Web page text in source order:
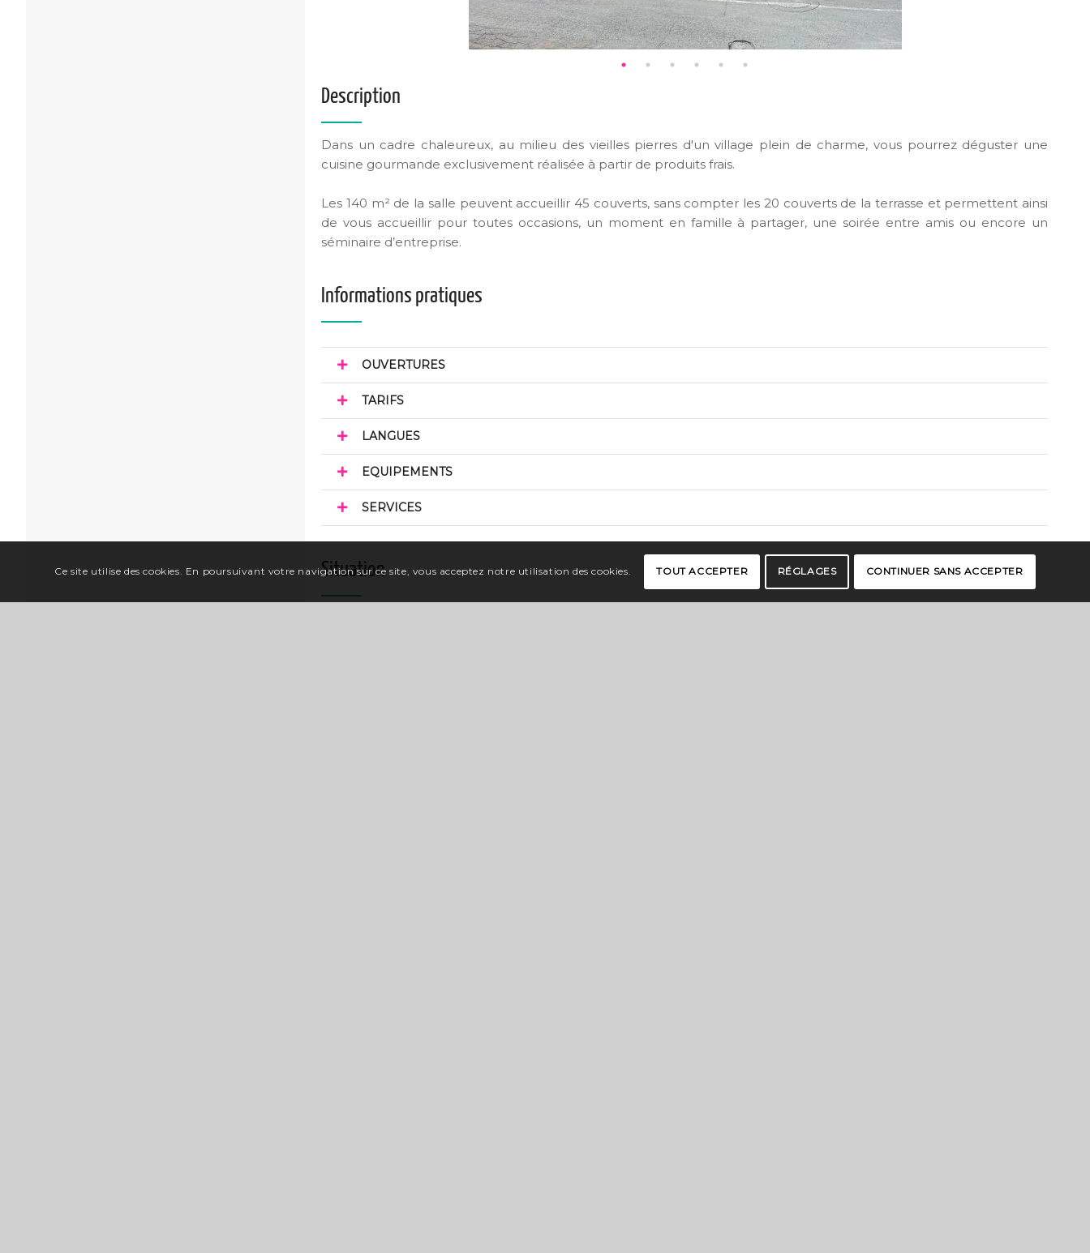
Description
Dans un cadre chaleureux, au milieu des vieilles pierres d'un village plein de charme, vous pourrez déguster une
cuisine gourmande exclusivement réalisée à partir de produits frais.
Les 140 m² de la salle peuvent accueillir 45 couverts, sans compter les 20 couverts de la terrasse et permettent ainsi
de vous accueillir pour toutes occasions, un moment en famille à partager, une soirée entre amis ou encore un
séminaire d’entreprise.
Informations pratiques
OUVERTURES
TARIFS
LANGUES
EQUIPEMENTS
SERVICES
Situation
Ce site utilise des cookies. En poursuivant votre navigation sur ce site, vous acceptez notre utilisation des cookies. TOUT ACCEPTER RÉGLAGES CONTINUER SANS ACCEPTER